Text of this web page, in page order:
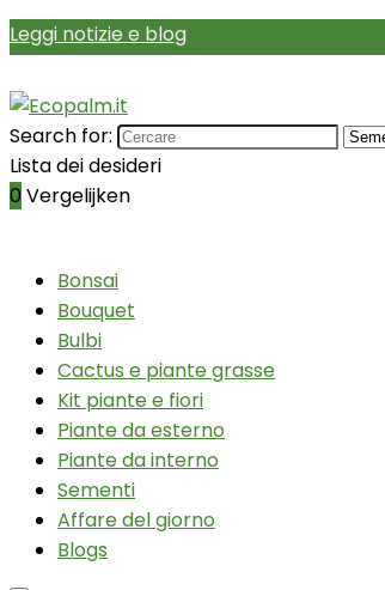
Leggi notizie e blog
Search for:
Lista dei desideri
0 Vergelijken
Bonsai
Bouquet
Bulbi
Cactus e piante grasse
Kit piante e fiori
Piante da esterno
Piante da interno
Sementi
Affare del giorno
Blogs